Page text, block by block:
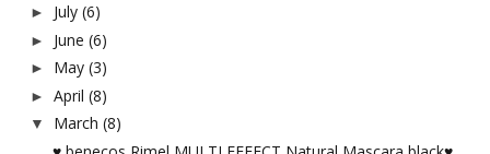
► July (6)
► June (6)
► May (3)
► April (8)
▼ March (8)